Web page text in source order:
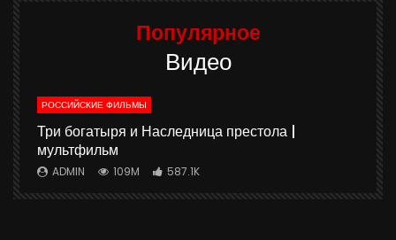
Популярное
Видео
РОССИЙСКИЕ ФИЛЬМЫ
Три богатыря и Наследница престола |
мультфильм
ADMIN 109M 587.1K